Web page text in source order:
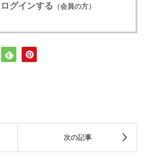
ログインする （会員の方）